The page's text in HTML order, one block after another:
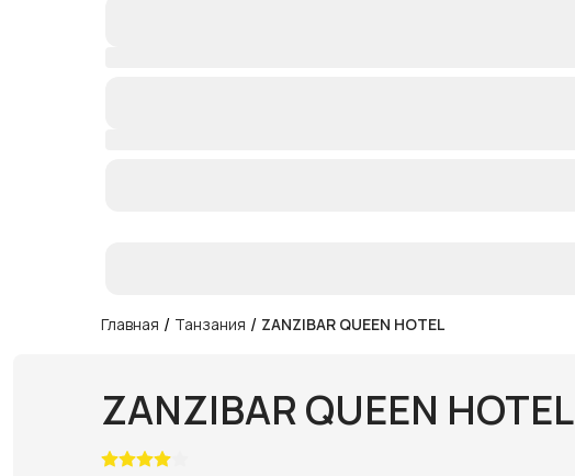
Главная / Танзания / ZANZIBAR QUEEN HOTEL
ZANZIBAR QUEEN HOTEL